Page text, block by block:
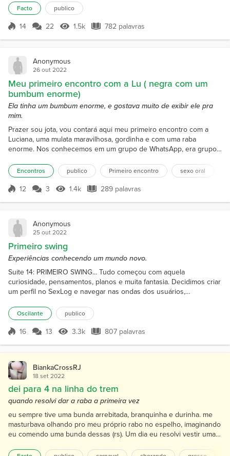
pra eu imaginar que era outro homem que estava me comendo, foi
dando tesão naquela fantasia mais não tinha coragem de realizar.
Um dia tinha que fazer um reparo em nosso ra...
Facto publico
Pontuação 14
14 22 1.5k Visualizações
1.5k 782 palavras
782 palavras
Anonymous
26 out 2022
Meu primeiro encontro com a Lu ( negra com um
bumbum enorme)
Ela tinha um bumbum enorme, e gostava muito de exibir ele pra
mim.
Prazer sou jota, vou contará aqui meu primeiro encontro com a
Luciana, uma mulata maravilhosa, gordinha e com uma raba
enorme. Nos conhecemos em um grupo de WhatsApp, era grupo
cada conversa com ela ficava mais quente, trocávamo-nos fotos e
chamadas de vídeo. Certo dia chamei ela pra tomar um café, e
conversar um pouco. Logo cedo no outro dia tomamos um café e
Encontros publico Primeiro encontro sexo oral
Pontuação 12
12 3 1.4k Visualizações
1.4k 289 palavras
289 palavras
Anonymous
25 out 2022
Primeiro swing
Experiências conhecendo um mundo novo.
Suite 14: PRIMEIRO SWING... Tudo começou com aquela
curiosidade, pensamentos, planos e muita fantasia. Decidimos criar
um perfil no SexLog e navegar nas ondas dos usuários,
desabafos de pessoas do país inteiro. Encontramos um casal que
estava na mesma fase que a gente, se descobrindo nessas
fantasias, depois de muito papo e nudes, decidimos nos encontrar.
Oscilante publico
Pontuação 16
16 13 3.3k Visualizações
3.3k 807 palavras
807 palavras
BiankaCrossRJ
18 set 2022
dei para 4 na linha do trem
quando resolvi dar a raba a primeira vez
eu sempre tive uma bunda arrebitada, branquinha e durinha. me
masturbava olhando pro meu próprio rabo no espelho, imaginando
eu comendo uma bunda dessas (rs). Um dia eu resolvi vestir uma
tanto tesão que fiquei (isso eu tinha 14 anos de idade). Nunca